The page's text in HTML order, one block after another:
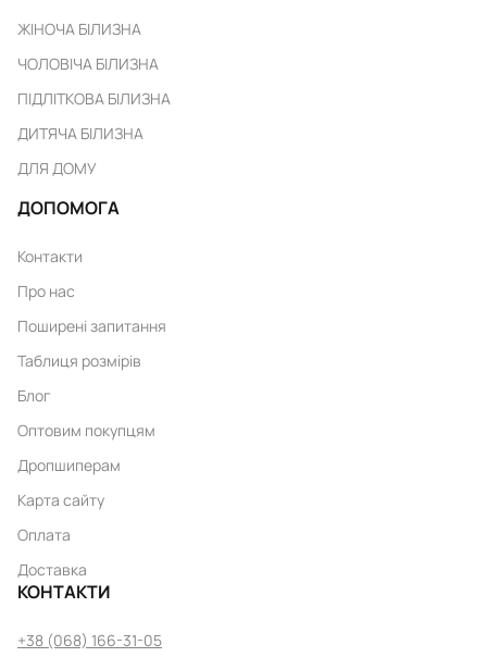
ЖІНОЧА БІЛИЗНА
ЧОЛОВІЧА БІЛИЗНА
ПІДЛІТКОВА БІЛИЗНА
ДИТЯЧА БІЛИЗНА
ДЛЯ ДОМУ
ДОПОМОГА
Контакти
Про нас
Поширені запитання
Таблиця розмірів
Блог
Оптовим покупцям
Дропшиперам
Карта сайту
Оплата
Доставка
КОНТАКТИ
+38 (068) 166-31-05